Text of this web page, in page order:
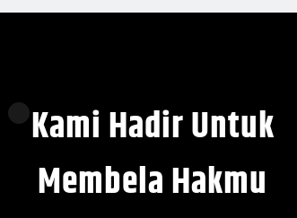
Kami Hadir Untuk
Membela Hakmu